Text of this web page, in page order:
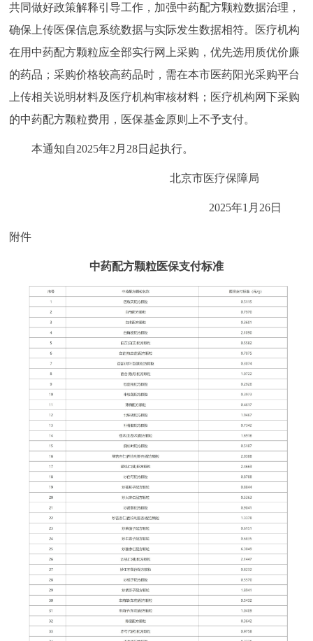
回到顶部
共同做好政策解释引导工作，加强中药配方颗粒数据治理，
确保上传医保信息系统数据与实际发生数据相符。医疗机构
在用中药配方颗粒应全部实行网上采购，优先选用质优价廉
的药品；采购价格较高药品时，需在本市医药阳光采购平台
上传相关说明材料及医疗机构审核材料；医疗机构网下采购
的中药配方颗粒费用，医保基金原则上不予支付。
本通知自2025年2月28日起执行。
北京市医疗保障局
2025年1月26日
附件
中药配方颗粒医保支付标准